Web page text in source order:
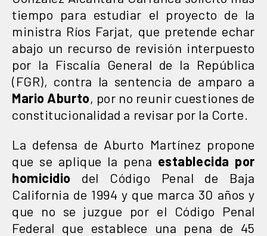
tiempo para estudiar el proyecto de la
ministra Ríos Farjat, que pretende echar
abajo un recurso de revisión interpuesto
por la Fiscalía General de la República
(FGR), contra la sentencia de amparo a
Mario Aburto, por no reunir cuestiones de
constitucionalidad a revisar por la Corte.
La defensa de Aburto Martínez propone
que se aplique la pena establecida por
homicidio del Código Penal de Baja
California de 1994 y que marca 30 años y
que no se juzgue por el Código Penal
Federal que establece una pena de 45